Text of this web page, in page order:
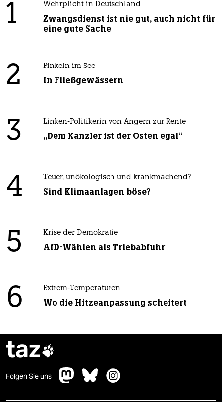
1 Wehrplicht in Deutschland
Zwangsdienst ist nie gut, auch nicht für
eine gute Sache
2 Pinkeln im See
In Fließgewässern
3 Linken-Politikerin von Angern zur Rente
„Dem Kanzler ist der Osten egal“
4 Teuer, unökologisch und krankmachend?
Sind Klimaanlagen böse?
5 Krise der Demokratie
AfD-Wählen als Triebabfuhr
6 Extrem-Temperaturen
Wo die Hitzeanpassung scheitert
taz
Folgen Sie uns